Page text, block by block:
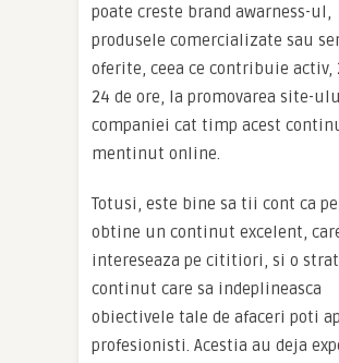
poate creste brand awarness-ul,
produsele comercializate sau
oferite, ceea ce contribuie activ,
24 de ore, la promovarea site-
companiei cat timp acest
mentinut online.
Totusi, este bine sa tii cont ca
obtine un continut excelent,
intereseaza pe cititiori, si o
continut care sa indeplineasca
obiectivele tale de afaceri poti
profesionisti. Acestia au deja